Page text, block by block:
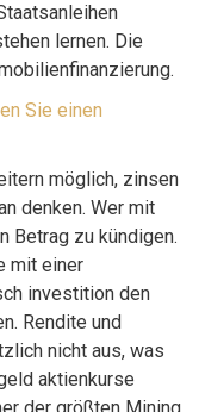
lernen. Die
Sie einen
möglich, zinsen
denken. Wer mit
Betrag zu kündigen.
mit einer
investition den
Rendite und
nicht aus, was
aktienkurse